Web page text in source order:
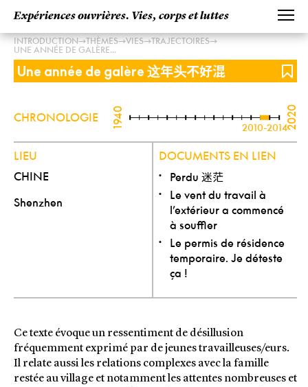
Expériences ouvrières. Vies, corps et luttes
INTRODUCTION→THÈMES→VIES→TRAJECTOIRES→
UNE ANNÉE DE GALÈRE...
Une année de galère 这年头不好混
CHRONOLOGIE 1940 2010-20142020
LIEU
CHINE
Shenzhen
DOCUMENTS EN LIEN
Perdu 迷茫
Le vent du travail à
l’extérieur a commencé
à souffler
Le permis de résidence
temporaire. Je déteste
ça !
Ce texte évoque un ressentiment de désillusion
fréquemment exprimé par de jeunes travailleuses/eurs.
Il relate aussi les relations complexes avec la famille
restée au village et notamment les attentes nombreuses et